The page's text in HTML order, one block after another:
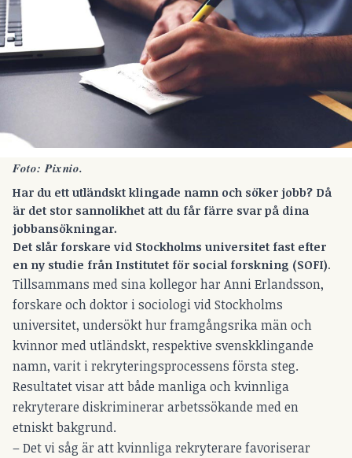
Foto: Pixnio.
Har du ett utländskt klingade namn och söker jobb? Då
är det stor sannolikhet att du får färre svar på dina
jobbansökningar.
Det slår forskare vid Stockholms universitet fast efter
en ny studie från Institutet för social forskning (SOFI).
Tillsammans med sina kollegor har Anni Erlandsson,
forskare och doktor i sociologi vid Stockholms
universitet, undersökt hur framgångsrika män och
kvinnor med utländskt, respektive svenskklingande
namn, varit i rekryteringsprocessens första steg.
Resultatet visar att både manliga och kvinnliga
rekryterare diskriminerar arbetssökande med en
etniskt bakgrund.
– Det vi såg är att kvinnliga rekryterare favoriserar